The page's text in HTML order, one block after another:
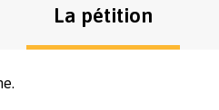
La pétition